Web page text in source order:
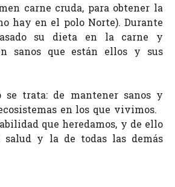
carne cruda, para obtener la
hay en el polo Norte). Durante
su dieta en la carne y
sanos que están ellos y sus
se trata: de mantener sanos y
en los que vivimos.
que heredamos, y de ello
salud y la de todas las demás